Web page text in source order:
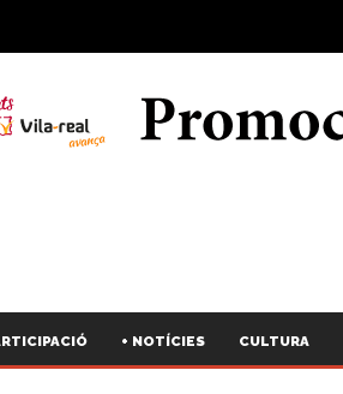
+ NOTÍCIES CULTURA